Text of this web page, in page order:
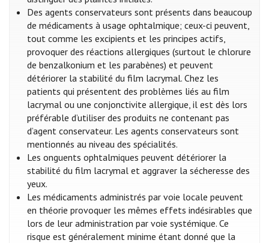
Des agents conservateurs sont présents dans beaucoup
de médicaments à usage ophtalmique; ceux-ci peuvent,
tout comme les excipients et les principes actifs,
provoquer des réactions allergiques (surtout le chlorure
de benzalkonium et les parabènes) et peuvent
détériorer la stabilité du film lacrymal. Chez les
patients qui présentent des problèmes liés au film
lacrymal ou une conjonctivite allergique, il est dès lors
préférable d’utiliser des produits ne contenant pas
d’agent conservateur. Les agents conservateurs sont
mentionnés au niveau des spécialités.
Les onguents ophtalmiques peuvent détériorer la
stabilité du film lacrymal et aggraver la sécheresse des
yeux.
Les médicaments administrés par voie locale peuvent
en théorie provoquer les mêmes effets indésirables que
lors de leur administration par voie systémique. Ce
risque est généralement minime étant donné que la